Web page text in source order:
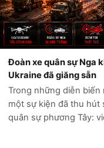
Đoàn xe quân sự Nga
Ukraine đã giăng sẵn
Trong những diễn biến
một sự kiện đã thu hút
quân sự phương Tây: